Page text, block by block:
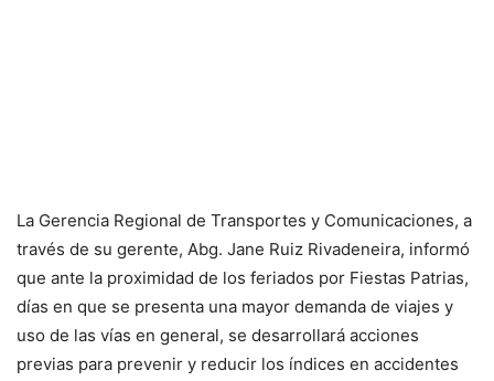
La Gerencia Regional de Transportes y Comunicaciones, a
través de su gerente, Abg. Jane Ruiz Rivadeneira, informó
que ante la proximidad de los feriados por Fiestas Patrias,
días en que se presenta una mayor demanda de viajes y
uso de las vías en general, se desarrollará acciones
previas para prevenir y reducir los índices en accidentes